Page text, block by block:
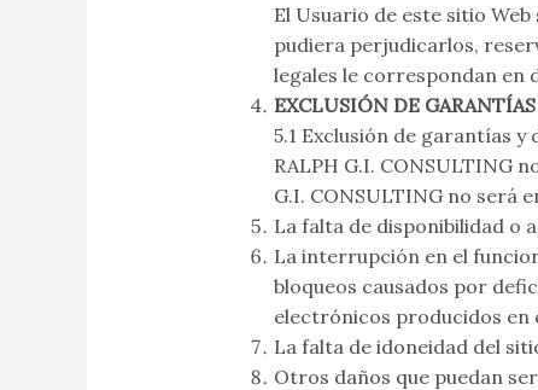
El Usuario de este sitio
pudiera perjudicarlos,
legales le correspondan en
EXCLUSIÓN DE
5.1 Exclusión de garantías
RALPH G.I. CONSULTING
G.I. CONSULTING no será
La falta de disponibilidad o
La interrupción en el
bloqueos causados por
electrónicos producidos en
La falta de idoneidad del
Otros daños que puedan